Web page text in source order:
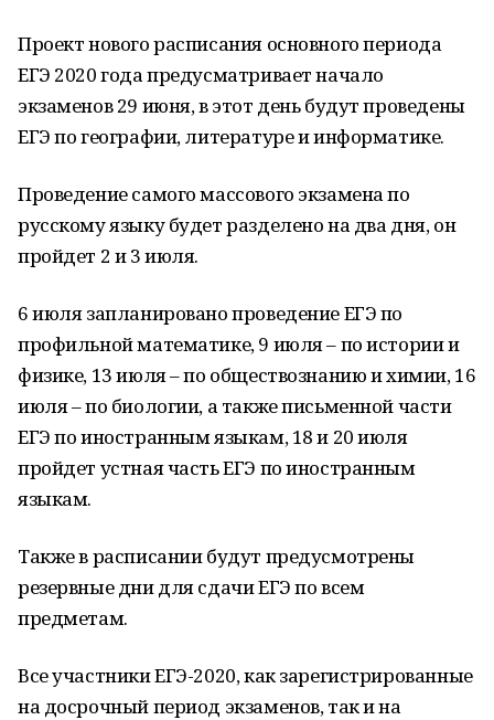
Проект нового расписания основного периода
ЕГЭ 2020 года предусматривает начало
экзаменов 29 июня, в этот день будут проведены
ЕГЭ по географии, литературе и информатике.
Проведение самого массового экзамена по
русскому языку будет разделено на два дня, он
пройдет 2 и 3 июля.
6 июля запланировано проведение ЕГЭ по
профильной математике, 9 июля – по истории и
физике, 13 июля – по обществознанию и химии, 16
июля – по биологии, а также письменной части
ЕГЭ по иностранным языкам, 18 и 20 июля
пройдет устная часть ЕГЭ по иностранным
языкам.
Также в расписании будут предусмотрены
резервные дни для сдачи ЕГЭ по всем
предметам.
Все участники ЕГЭ-2020, как зарегистрированные
на досрочный период экзаменов, так и на